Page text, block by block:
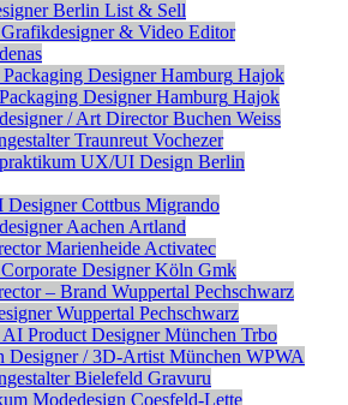
Berlin List & Sell
& Video Editor
Packaging Designer Hamburg Hajok
Designer Hamburg Hajok
/ Art Director Buchen Weiss
Traunreut Vochezer
UX/UI Design Berlin
Cottbus Migrando
Aachen Artland
Marienheide Activatec
Designer Köln Gmk
– Brand Wuppertal Pechschwarz
Wuppertal Pechschwarz
AI Product Designer München Trbo
Designer / 3D-Artist München WPWA
Bielefeld Gravuru
Modedesign Coesfeld-Lette